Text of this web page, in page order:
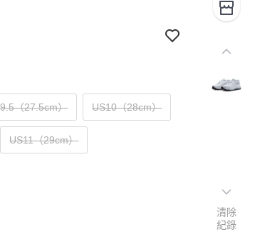
（27.5cm） US10（28cm）
US11（29cm）
清除
紀錄